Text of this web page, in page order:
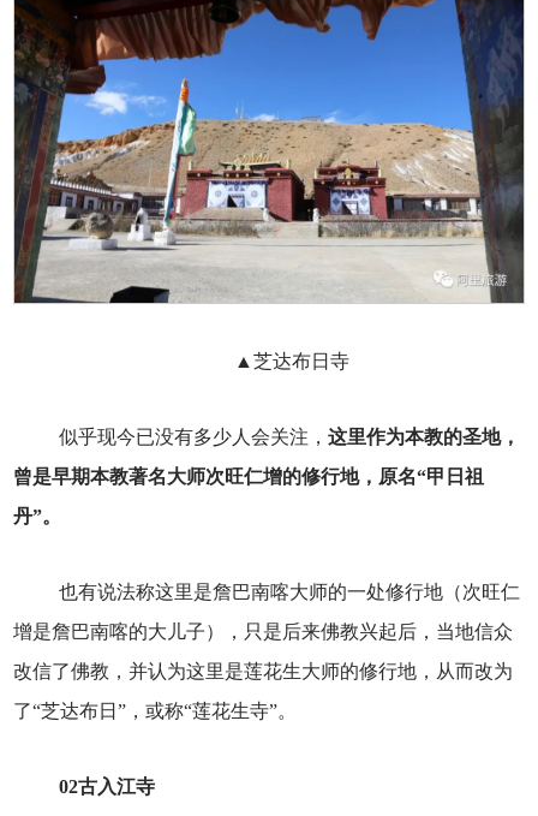
▲芝达布日寺
似乎现今已没有多少人会关注， 这里作为本教的圣地，
曾是早期本教著名大师次旺仁增的修行地，原名“甲日祖
丹”。
也有说法称这里是詹巴南喀大师的一处修行地（次旺仁
增是詹巴南喀的大儿子），只是后来佛教兴起后，当地信众
改信了佛教，并认为这里是莲花生大师的修行地，从而改为
了“芝达布日”，或称“莲花生寺”。
02古入江寺